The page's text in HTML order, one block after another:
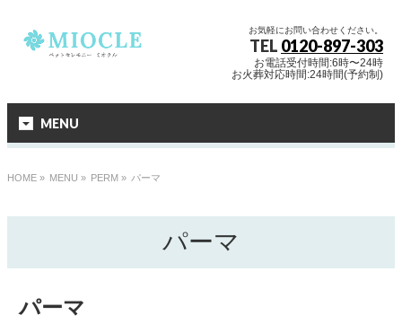
お気軽にお問い合わせください。
TEL 0120-897-303
お電話受付時間:6時〜24時
お火葬対応時間:24時間(予約制)
MENU
HOME » MENU » PERM » パーマ
パーマ
パーマ